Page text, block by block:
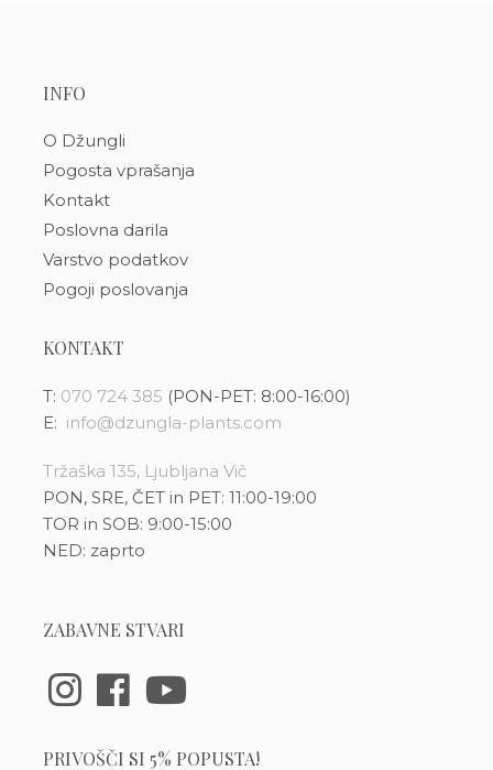
INFO
O Džungli
Pogosta vprašanja
Kontakt
Poslovna darila
Varstvo podatkov
Pogoji poslovanja
KONTAKT
T: 070 724 385 (PON-PET: 8:00-16:00)
E: info@dzungla-plants.com
Tržaška 135, Ljubljana Vič
PON, SRE, ČET in PET: 11:00-19:00
TOR in SOB: 9:00-15:00
NED: zaprto
ZABAVNE STVARI
PRIVOŠČI SI 5% POPUSTA!